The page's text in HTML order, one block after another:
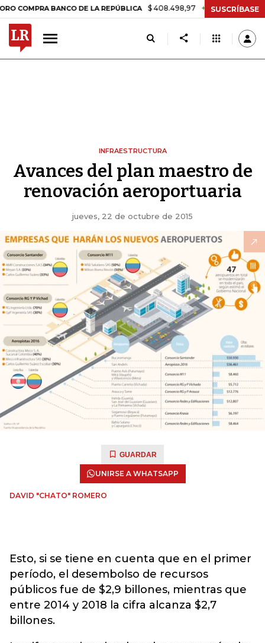
BANCO DE LA REPÚBLICA $ 408.498,97 +$ 8.753,81 +2,19%
SUSCRÍBASE
INFRAESTRUCTURA
Avances del plan maestro de
renovación aeroportuaria
jueves, 22 de octubre de 2015
GUARDAR
UNIRSE A WHATSAPP
DAVID "CHATO" ROMERO
Esto, si se tiene en cuenta que en el primer
período, el desembolso de recursos
públicos fue de $2,9 billones, mientras que
entre 2014 y 2018 la cifra alcanza $2,7
billones.